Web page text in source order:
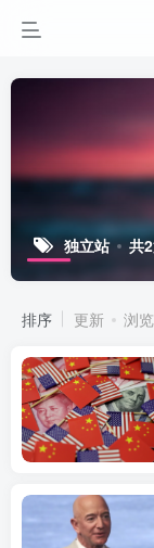
独立站 共
排序 更新 浏览